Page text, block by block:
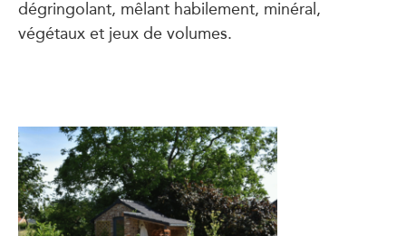
dégringolant, mêlant habilement, minéral,
végétaux et jeux de volumes.